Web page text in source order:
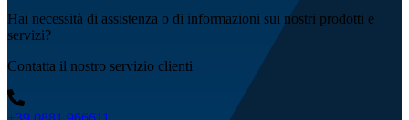
Hai necessità di assistenza o di informazioni sui nostri prodotti e
servizi?
Contatta il nostro servizio clienti